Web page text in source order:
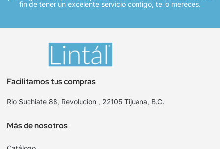
fin de tener un excelente servicio contigo, te lo mereces.
Facilitamos tus compras
Rio Suchiate 88, Revolucion , 22105 Tijuana, B.C.
Más de nosotros